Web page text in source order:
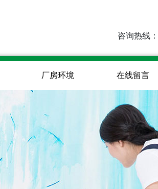
咨询热线 ：
厂房环境 在线留言